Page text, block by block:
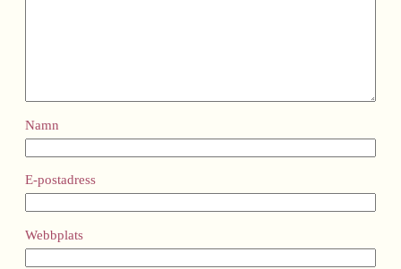
Namn
E-postadress
Webbplats